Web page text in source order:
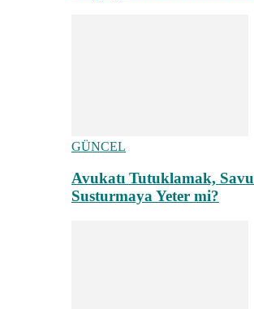
GÜNCEL
Avukatı Tutuklamak,
Susturmaya Yeter mi?